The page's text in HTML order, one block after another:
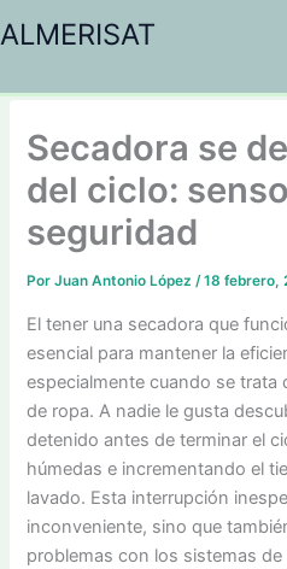
al
ALMERISAT
Secadora se
del ciclo:
seguridad
PorJuan Antonio López/18 febrero,
El tener una secadora que
esencial para mantener la
especialmente cuando se trata
de ropa. A nadie le gusta
detenido antes de terminar el
húmedas e incrementando el
lavado. Esta interrupción
inconveniente, sino que
problemas con los sistemas